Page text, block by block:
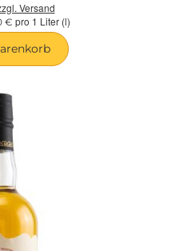
Versand
€ pro 1 Liter (l)